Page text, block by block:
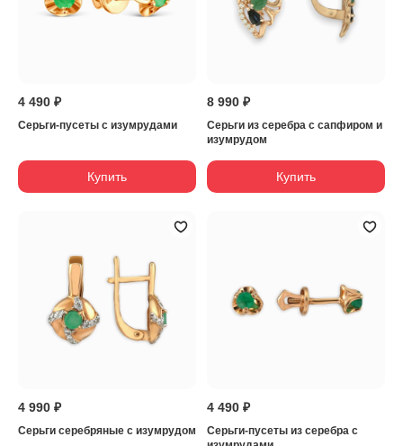
4 490 ₽
Серьги-пусеты с изумрудами
Купить
8 990 ₽
Серьги из серебра с сапфиром и
изумрудом
Купить
4 990 ₽
Серьги серебряные с изумрудом
4 490 ₽
Серьги-пусеты из серебра с